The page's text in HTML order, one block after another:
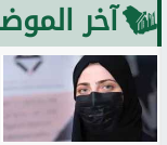
آخر